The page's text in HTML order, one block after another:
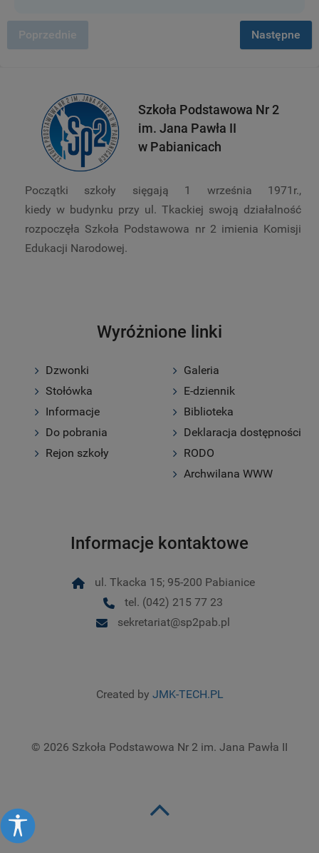
Poprzednie Następne
Szkoła Podstawowa Nr 2
im. Jana Pawła II
w Pabianicach
Początki szkoły sięgają 1 września 1971r.,
kiedy w budynku przy ul. Tkackiej swoją działalność
rozpoczęła Szkoła Podstawowa nr 2 imienia Komisji
Edukacji Narodowej.
Wyróżnione linki
Dzwonki
Stołówka
Informacje
Do pobrania
Rejon szkoły
Galeria
E-dziennik
Biblioteka
Deklaracja dostępności
RODO
Archwilana WWW
Informacje kontaktowe
ul. Tkacka 15; 95-200 Pabianice
tel. (042) 215 77 23
sekretariat@sp2pab.pl
Created by JMK-TECH.PL
© 2026 Szkoła Podstawowa Nr 2 im. Jana Pawła II